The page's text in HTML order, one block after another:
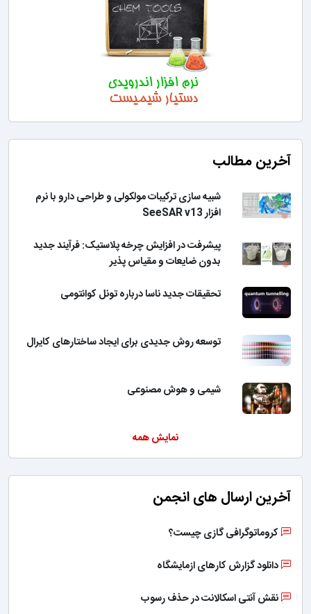
آخرین مطالب
شبیه سازی ترکیبات مولکولی و طراحی دارو با نرم
افزار SeeSAR v13
پیشرفت در افزایش چرخه پلاستیک: فرآیند جدید
بدون ضایعات و مقیاس پذیر
تحقیقات جدید ناسا درباره تونل کوانتومی
توسعه روش جدیدی برای ایجاد ساختارهای کایرال
شیمی و هوش مصنوعی
نمایش همه
آخرین ارسال های انجمن
کروماتوگرافی گازی چیست؟
دانلود گزارش کارهای ازمایشگاه
نقش آنتی اسکالانت در حذف رسوب